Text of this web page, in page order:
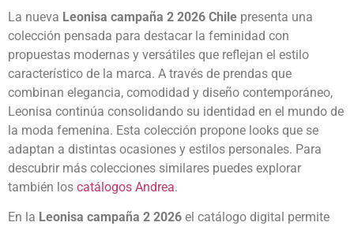
La nueva Leonisa campaña 2 2026 Chile presenta una
colección pensada para destacar la feminidad con
propuestas modernas y versátiles que reflejan el estilo
característico de la marca. A través de prendas que
combinan elegancia, comodidad y diseño contemporáneo,
Leonisa continúa consolidando su identidad en el mundo de
la moda femenina. Esta colección propone looks que se
adaptan a distintas ocasiones y estilos personales. Para
descubrir más colecciones similares puedes explorar
también los catálogos Andrea.
En la Leonisa campaña 2 2026 el catálogo digital permite